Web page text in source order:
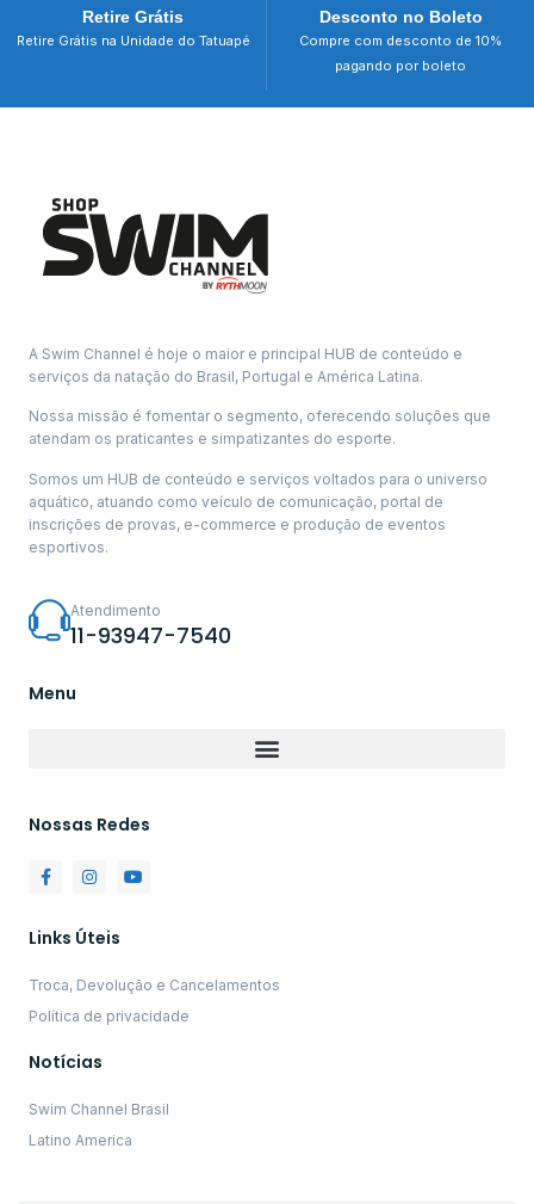
Retire Grátis
Retire Grátis na Unidade do Tatuapé
Desconto no Boleto
Compre com desconto de 10%
pagando por boleto
A Swim Channel é hoje o maior e principal HUB de conteúdo e
serviços da natação do Brasil, Portugal e América Latina.
Nossa missão é fomentar o segmento, oferecendo soluções que
atendam os praticantes e simpatizantes do esporte.
Somos um HUB de conteúdo e serviços voltados para o universo
aquático, atuando como veículo de comunicação, portal de
inscrições de provas, e-commerce e produção de eventos
esportivos.
Atendimento
11-93947-7540
Menu
Nossas Redes
Links Úteis
Troca, Devolução e Cancelamentos
Política de privacidade
Notícias
Swim Channel Brasil
Latino America